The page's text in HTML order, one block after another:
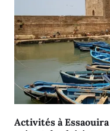
Activités à